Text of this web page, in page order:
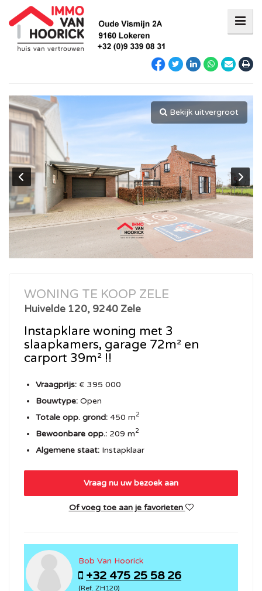
Bekijk uitvergroot
WONING TE KOOP ZELE
Huivelde 120, 9240 Zele
Instapklare woning met 3
slaapkamers, garage 72m² en
carport 39m² !!
Vraagprijs: € 395 000
Bouwtype: Open
Totale opp. grond: 450 m2
Bewoonbare opp.: 209 m2
Algemene staat: Instapklaar
Vraag nu uw bezoek aan
Of voeg toe aan je favorieten
Bob Van Hoorick
+32 475 25 58 26
(Ref. ZH120)